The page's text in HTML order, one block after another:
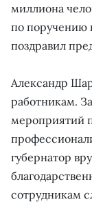
миллиона
по поручению
поздравил
Александр
работникам.
мероприятий
губернатор
сотрудникам